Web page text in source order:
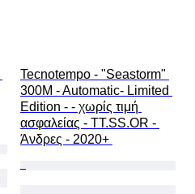
Tecnotempo - "Seastorm"
300M - Automatic- Limited
Edition - - χωρίς τιμή
ασφαλείας - TT.SS.OR -
Άνδρες - 2020+